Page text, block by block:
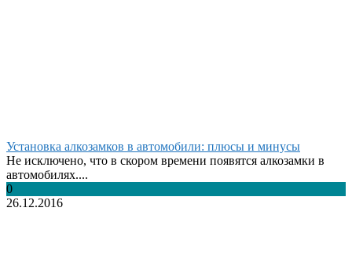
Установка алкозамков в автомобили: плюсы и минусы
Не исключено, что в скором времени появятся алкозамки в
автомобилях....
0
26.12.2016